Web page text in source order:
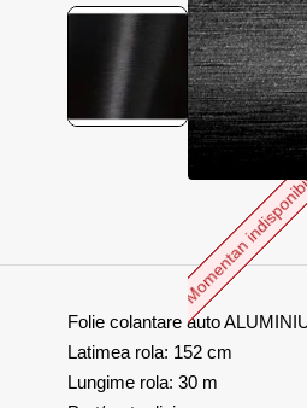
Momentan
Folie colantare auto
Latimea rola: 152 cm
Lungime rola: 30 m